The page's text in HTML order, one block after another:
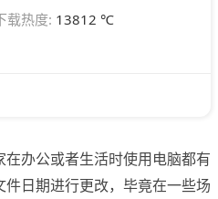
载热度: 13812 ℃
办公或者生活时使用电脑都有
日期进行更改，毕竟在一些场